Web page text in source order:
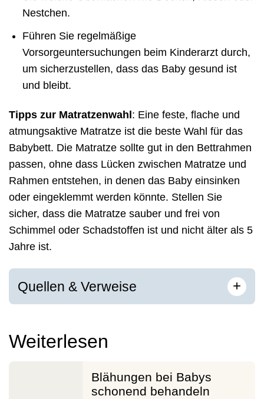
Nestchen.
Führen Sie regelmäßige
Vorsorgeuntersuchungen beim Kinderarzt durch,
um sicherzustellen, dass das Baby gesund ist
und bleibt.
Tipps zur Matratzenwahl : Eine feste, flache und
atmungsaktive Matratze ist die beste Wahl für das
Babybett. Die Matratze sollte gut in den Bettrahmen
passen, ohne dass Lücken zwischen Matratze und
Rahmen entstehen, in denen das Baby einsinken
oder eingeklemmt werden könnte. Stellen Sie
sicher, dass die Matratze sauber und frei von
Schimmel oder Schadstoffen ist und nicht älter als 5
Jahre ist.
Quellen & Verweise +
Weiterlesen
Blähungen bei Babys
schonend behandeln